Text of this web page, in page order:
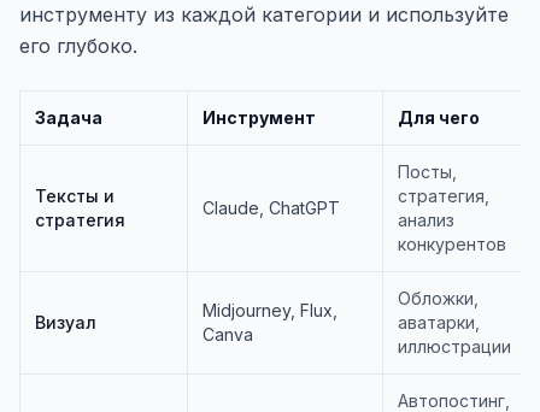
инструменту из каждой категории и используйте
его глубоко.
Задача Инструмент Для чего
Тексты и
стратегия
Claude, ChatGPT
Посты,
стратегия,
анализ
конкурентов
Визуал
Midjourney, Flux,
Canva
Обложки,
аватарки,
иллюстрации
Автопостинг,